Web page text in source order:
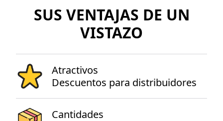
SUS VENTAJAS DE UN
VISTAZO
Atractivos
Descuentos para distribuidores
Cantidades